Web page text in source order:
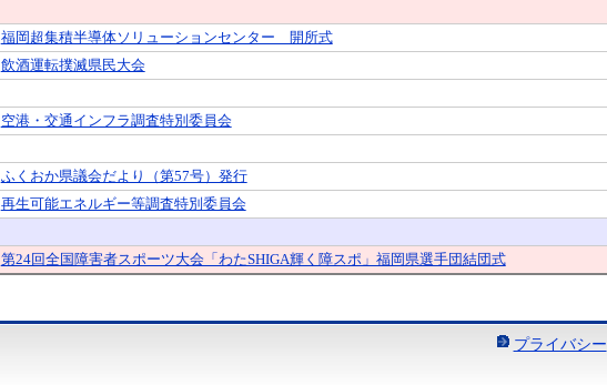
福岡超集積半導体ソリューションセンター 開所式
飲酒運転撲滅県民大会
空港・交通インフラ調査特別委員会
ふくおか県議会だより（第57号）発行
再生可能エネルギー等調査特別委員会
第24回全国障害者スポーツ大会「わたSHIGA輝く障スポ」福岡県選手団結団式
プライバシー